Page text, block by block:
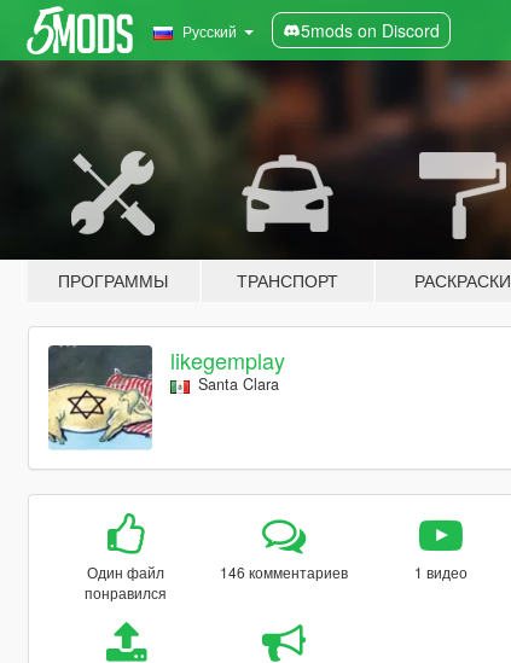
Русский 5mods on Discord
ПРОГРАММЫ ТРАНСПОРТ РАСКРАСКИ
likegemplay
Santa Clara
Один файл
понравился
146 комментариев 1 видео